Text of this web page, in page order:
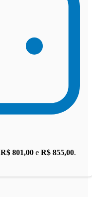
R$ 801,00 e R$ 855,00.